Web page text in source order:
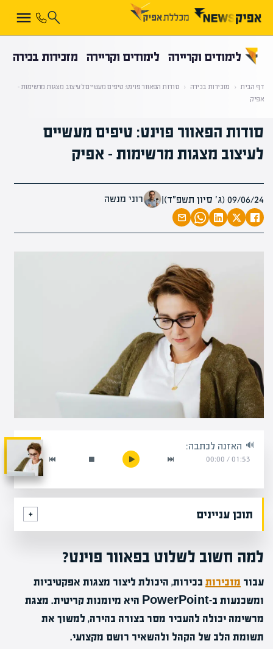
לימודים וקריירה לימודים וקריירה מזכירות בכירה
דף הבית ‹ מזכירות בכירה ‹ סודות הפאוור פוינט: טיפים מעשיים לעיצוב מצגות מרשימות –
אפיק
סודות הפאוור פוינט: טיפים מעשיים
לעיצוב מצגות מרשימות – אפיק
09/06/24 (ג׳ סיון תשפ״ד) | רוני מנשה
האזנה לכתבה:
01:53
/
00:00
תוכן עניינים
למה חשוב לשלוט בפאוור פוינט?
עבור מזכירות בכירות, היכולת ליצור מצגות אפקטיביות
ומשכנעות ב-PowerPoint היא מיומנות קריטית. מצגת
מרשימה יכולה להעביר מסר בצורה בהירה, למשוך את
תשומת הלב של הקהל ולהשאיר רושם מקצועי.